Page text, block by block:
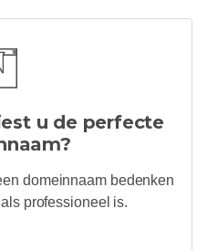
u de perfecte
domeinnaam bedenken
professioneel is.